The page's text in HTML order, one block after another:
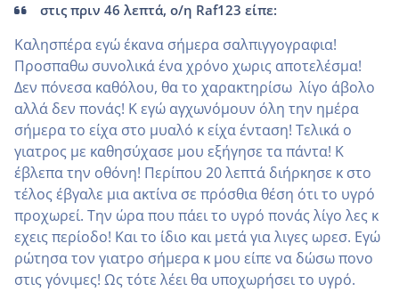
στις πριν 46 λεπτά, ο/η Raf123 είπε:
Καλησπέρα εγώ έκανα σήμερα σαλπιγγογραφια!
Προσπαθω συνολικά ένα χρόνο χωρις αποτελέσμα!
Δεν πόνεσα καθόλου, θα το χαρακτηρίσω λίγο άβολο
αλλά δεν πονάς! Κ εγώ αγχωνόμουν όλη την ημέρα
σήμερα το είχα στο μυαλό κ είχα ένταση! Τελικά ο
γιατρος με καθησύχασε μου εξήγησε τα πάντα! Κ
έβλεπα την οθόνη! Περίπου 20 λεπτά διήρκησε κ στο
τέλος έβγαλε μια ακτίνα σε πρόσθια θέση ότι το υγρό
προχωρεί. Την ώρα που πάει το υγρό πονάς λίγο λες κ
εχεις περίοδο! Και το ίδιο και μετά για λιγες ωρεσ. Εγώ
ρώτησα τον γιατρο σήμερα κ μου είπε να δώσω πονο
στις γόνιμες! Ως τότε λέει θα υποχωρήσει το υγρό.